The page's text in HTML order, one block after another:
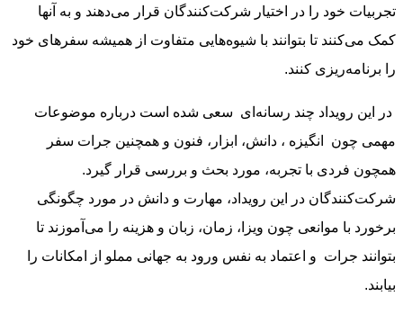
تجربیات خود را در اختیار شرکت‌کنندگان قرار می‌دهند و به آنها
کمک می‌کنند تا بتوانند با شیوه‌هایی متفاوت از همیشه سفرهای خود
را برنامه‌ریزی کنند.
در این رویداد چند رسانه‌ای سعی شده است درباره موضوعات
مهمی چون انگیزه ، دانش، ابزار، فنون و همچنین جرات سفر
همچون فردی با تجربه، مورد بحث و بررسی قرار گیرد.
شرکت‌کنندگان در این رویداد، مهارت و دانش در مورد چگونگی
برخورد با موانعی چون ویزا، زمان، زبان و هزینه را می‌آموزند تا
بتوانند جرات و اعتماد به نفس ورود به جهانی مملو از امکانات را
بیابند.